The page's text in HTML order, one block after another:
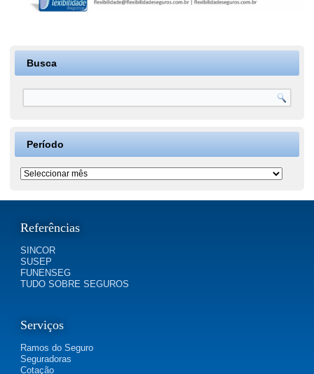
Busca
Período
Período
Referências
SINCOR
SUSEP
FUNENSEG
TUDO SOBRE SEGUROS
Serviços
Ramos do Seguro
Seguradoras
Cotação